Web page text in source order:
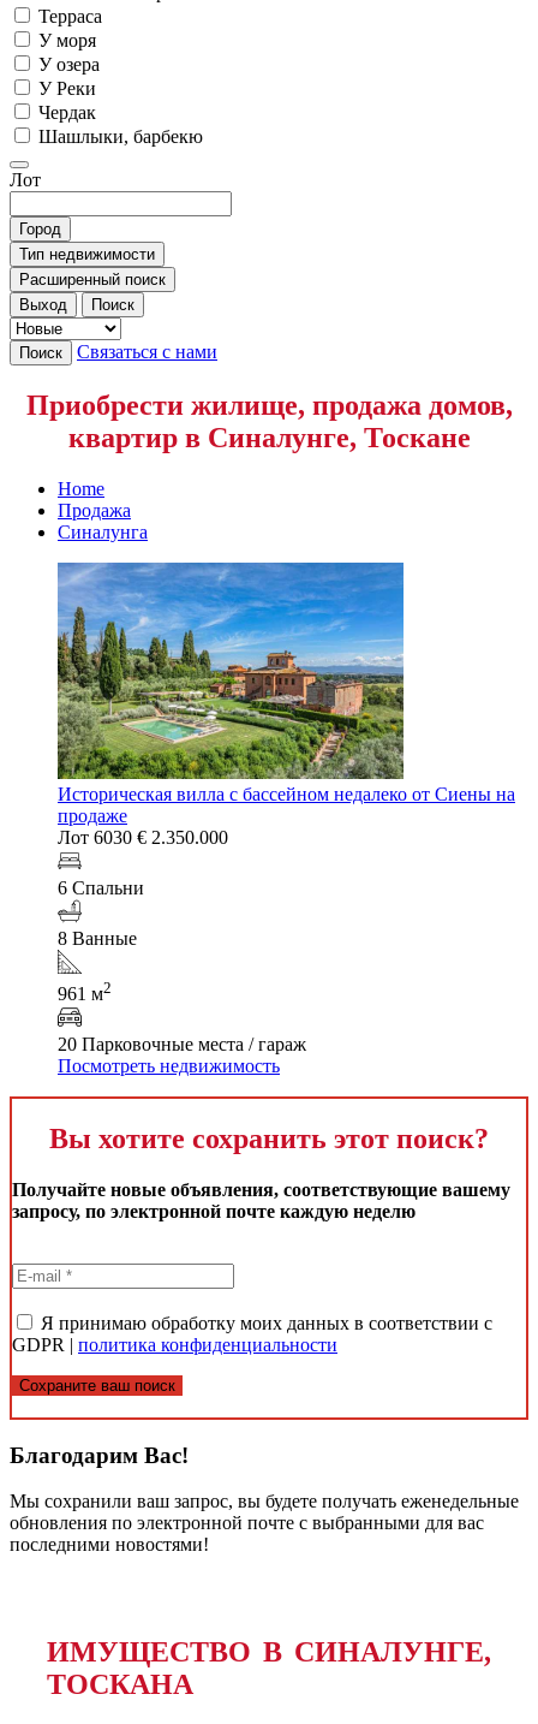
Терраса
У моря
У озера
У Реки
Чердак
Шашлыки, барбекю
Лот
Город
Тип недвижимости
Расширенный поиск
Выход
Поиск
Поиск Связаться с нами
Приобрести жилище, продажа домов,
квартир в Синалунге, Тоскане
Home
Продажа
Синалунга
Историческая вилла с бассейном недалеко от Сиены на
продаже
Лот 6030 € 2.350.000
6 Спальни
8 Ванные
961 м2
20 Парковочные места / гараж
Посмотреть недвижимость
Вы хотите сохранить этот поиск?
Получайте новые объявления, соответствующие вашему
запросу, по электронной почте каждую неделю
Я принимаю обработку моих данных в соответствии с
GDPR | политика конфиденциальности
Сохраните ваш поиск
Благодарим Вас!
Мы сохранили ваш запрос, вы будете получать еженедельные
обновления по электронной почте с выбранными для вас
последними новостями!
ИМУЩЕСТВО В СИНАЛУНГЕ,
ТОСКАНА